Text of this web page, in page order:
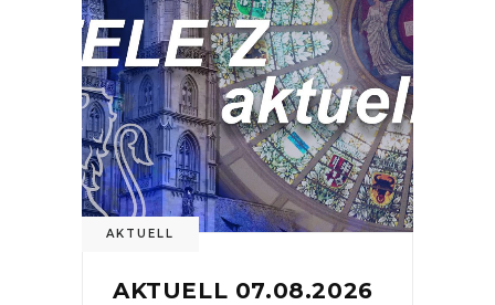
AKTUELL
AKTUELL 07.08.2026